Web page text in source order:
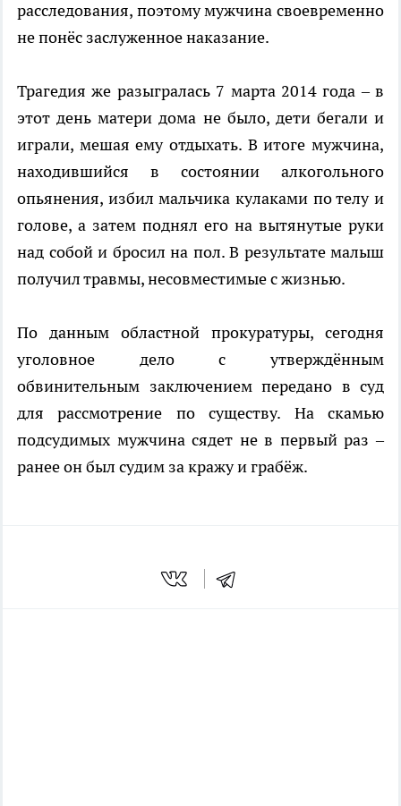
расследования, поэтому мужчина своевременно
не понёс заслуженное наказание.
Трагедия же разыгралась 7 марта 2014 года – в
этот день матери дома не было, дети бегали и
играли, мешая ему отдыхать. В итоге мужчина,
находившийся в состоянии алкогольного
опьянения, избил мальчика кулаками по телу и
голове, а затем поднял его на вытянутые руки
над собой и бросил на пол. В результате малыш
получил травмы, несовместимые с жизнью.
По данным областной прокуратуры, сегодня
уголовное дело с утверждённым
обвинительным заключением передано в суд
для рассмотрение по существу. На скамью
подсудимых мужчина сядет не в первый раз –
ранее он был судим за кражу и грабёж.